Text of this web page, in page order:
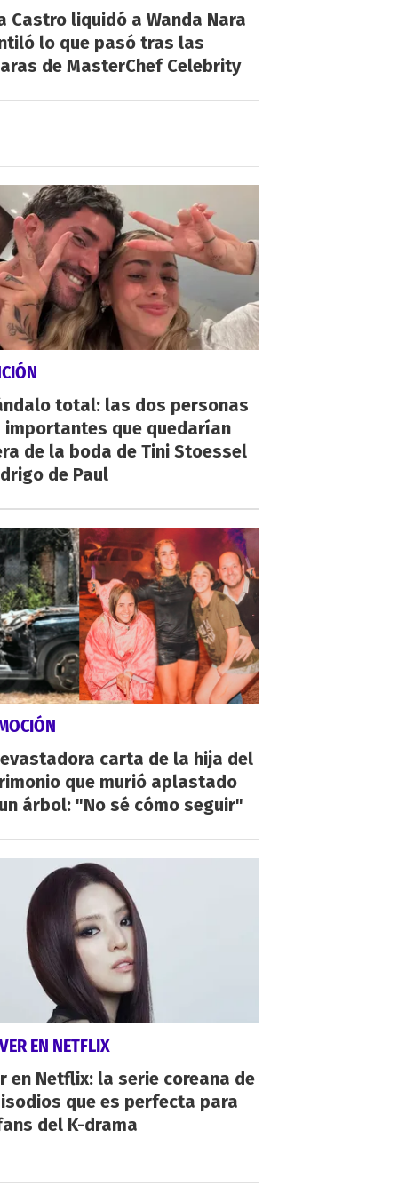
Castro liquidó a Wanda Nara
lo que pasó tras las
de MasterChef Celebrity
total: las dos personas
importantes que quedarían
de la boda de Tini Stoessel
de Paul
carta de la hija del
que murió aplastado
árbol: "No sé cómo seguir"
EN NETFLIX
en Netflix: la serie coreana de
que es perfecta para
del K-drama